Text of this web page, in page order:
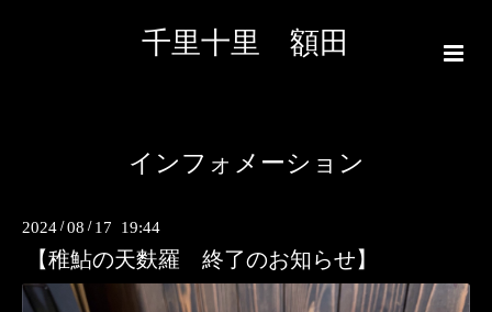
千里十里 額田
インフォメーション
2024 /08 / 17 19:44
【稚鮎の天麩羅 終了のお知らせ】